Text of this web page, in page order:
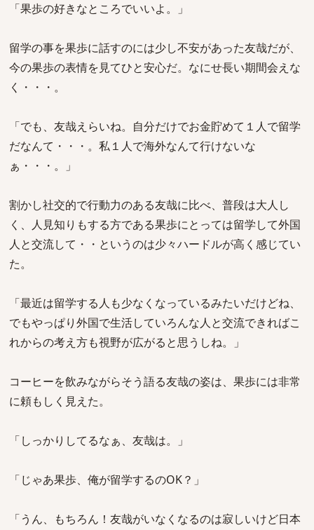
「果歩の好きなところでいいよ。」
留学の事を果歩に話すのには少し不安があった友哉だが、
今の果歩の表情を見てひと安心だ。なにせ長い期間会えな
く・・・。
「でも、友哉えらいね。自分だけでお金貯めて１人で留学
だなんて・・・。私１人で海外なんて行けないな
ぁ・・・。」
割かし社交的で行動力のある友哉に比べ、普段は大人し
く、人見知りもする方である果歩にとっては留学して外国
人と交流して・・というのは少々ハードルが高く感じてい
た。
「最近は留学する人も少なくなっているみたいだけどね、
でもやっぱり外国で生活していろんな人と交流できればこ
れからの考え方も視野が広がると思うしね。」
コーヒーを飲みながらそう語る友哉の姿は、果歩には非常
に頼もしく見えた。
「しっかりしてるなぁ、友哉は。」
「じゃあ果歩、俺が留学するのOK？」
「うん、もちろん！友哉がいなくなるのは寂しいけど日本